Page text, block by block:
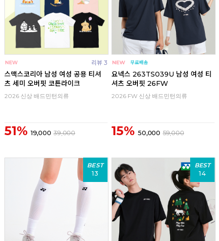
리뷰 3
스맥스코리아 남성 여성 공용 티셔
츠 세미 오버핏 코튼라이크
2026 신상 배드민턴의류
51% 19,000 39,000
요넥스 263TS039U 남성 여성 티
셔츠 오버핏 26FW
2026 FW 신상 배드민턴의류
15% 50,000 59,000
BEST
13
BEST
14